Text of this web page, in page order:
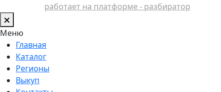
работает на платформе - разбиратор
Меню
Главная
Каталог
Регионы
Выкуп